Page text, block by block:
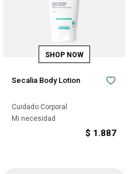
Secalia Body Lotion
Cuidado Corporal
Mi necesidad
$ 1.887